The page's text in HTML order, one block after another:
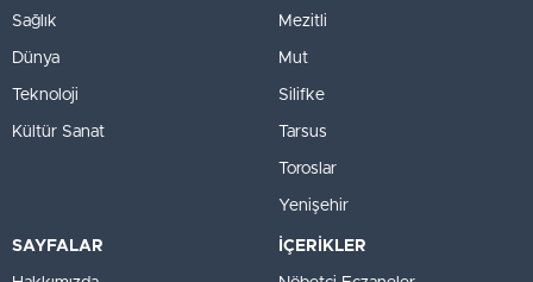
Sağlık
Dünya
Teknoloji
Kültür Sanat
Mezitli
Mut
Silifke
Tarsus
Toroslar
Yenişehir
SAYFALAR İÇERİKLER